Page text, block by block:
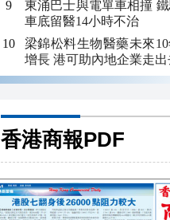
東涌巴士與電單車相撞
車底留醫14小時不治
梁錦松料生物醫藥未來
增長 港可助內地企業走出
香港商報PDF